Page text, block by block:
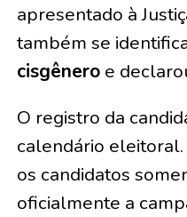
apresentado à
também se
cisgêneroe
O registro da
calendário
os candidatos
oficialmente a